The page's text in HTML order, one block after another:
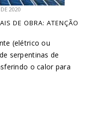
2020
DE OBRA: ATENÇÃO
(elétrico ou
serpentinas de
o calor para